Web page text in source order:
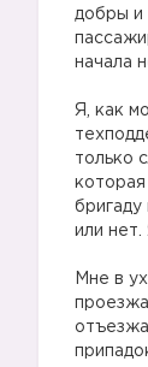
добры и
начала
Я, как
только
или нет.
Мне в